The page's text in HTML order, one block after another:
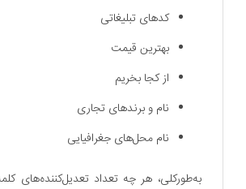
کدهای تبلیغاتی
بهترین قیمت
از کجا بخریم
نام و برندهای تجاری
نام محل‌های جغرافیایی
به‌طورکلی، هر چه تعداد تعدیل‌کننده‌های